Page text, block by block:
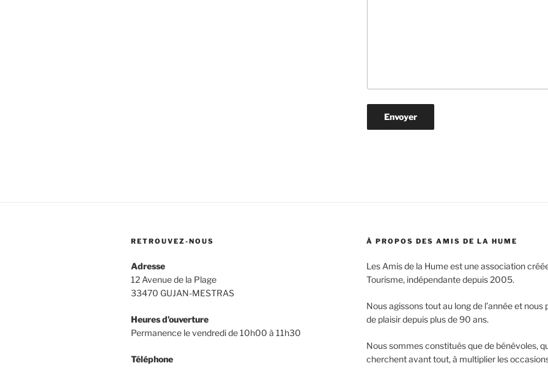
RETROUVEZ-NOUS
Adresse
12 Avenue de la Plage
33470 GUJAN-MESTRAS
Heures d’ouverture
Permanence le vendredi de 10h00 à 11h30
Téléphone
À PROPOS DES AMIS DE LA HUME
Les Amis de la Hume est une association
Tourisme, indépendante depuis 2005.
Nous agissons tout au long de l’année et
de plaisir depuis plus de 90 ans.
Nous sommes constitués que de bénévoles,
cherchent avant tout, à multiplier les